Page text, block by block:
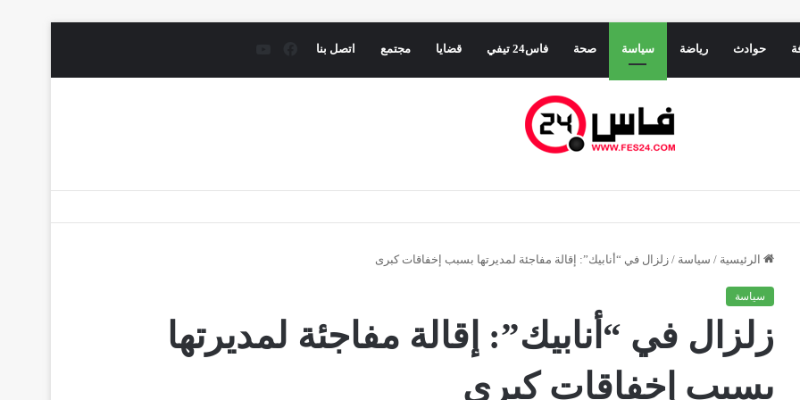
حوادث رياضة سياسة صحة فاس24 تيفي قضايا مجتمع اتصل بنا
الرئيسية / سياسة / زلزال في “أنابيك”: إقالة مفاجئة لمديرتها بسبب إخفاقات كبرى
سياسة
زلزال في “أنابيك”: إقالة مفاجئة لمديرتها
بسبب إخفاقات كبرى